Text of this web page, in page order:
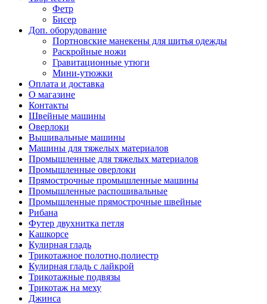
Фетр
Бисер
Доп. оборудование
Портновские манекены для шитья одежды
Раскройные ножи
Гравитационные утюги
Мини-утюжки
Оплата и доставка
О магазине
Контакты
Швейные машины
Оверлоки
Вышивальные машины
Машины для тяжелых материалов
Промышленные для тяжелых материалов
Промышленные оверлоки
Прямострочные промышленные машины
Промышленные распошивальные
Промышленные прямострочные швейные
Рибана
Футер двухнитка петля
Кашкорсе
Кулирная гладь
Трикотажное полотно,полиестр
Кулирная гладь с лайкрой
Трикотажные подвязы
Трикотаж на меху
Джинса